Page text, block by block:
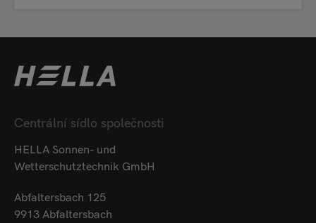
Centrální sídlo společnosti
HELLA Sonnen- und
Wetterschutztechnik GmbH
Abfaltersbach 125
9913 Abfaltersbach